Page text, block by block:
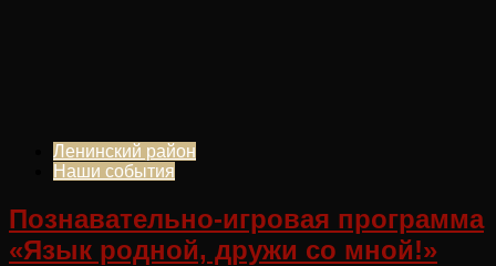
Ленинский район
Наши события
Познавательно-игровая программа
«Язык родной, дружи со мной!»